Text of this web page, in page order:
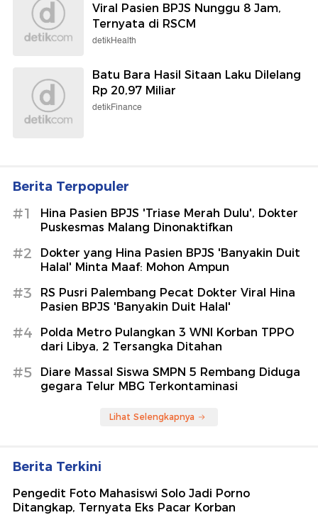
Viral Pasien BPJS Nunggu 8 Jam,
Ternyata di RSCM
detikHealth
Batu Bara Hasil Sitaan Laku Dilelang
Rp 20,97 Miliar
detikFinance
Berita Terpopuler
#1
Hina Pasien BPJS 'Triase Merah Dulu', Dokter
Puskesmas Malang Dinonaktifkan
#2
Dokter yang Hina Pasien BPJS 'Banyakin Duit
Halal' Minta Maaf: Mohon Ampun
#3
RS Pusri Palembang Pecat Dokter Viral Hina
Pasien BPJS 'Banyakin Duit Halal'
#4
Polda Metro Pulangkan 3 WNI Korban TPPO
dari Libya, 2 Tersangka Ditahan
#5
Diare Massal Siswa SMPN 5 Rembang Diduga
gegara Telur MBG Terkontaminasi
Lihat Selengkapnya
Berita Terkini
Pengedit Foto Mahasiswi Solo Jadi Porno
Ditangkap, Ternyata Eks Pacar Korban